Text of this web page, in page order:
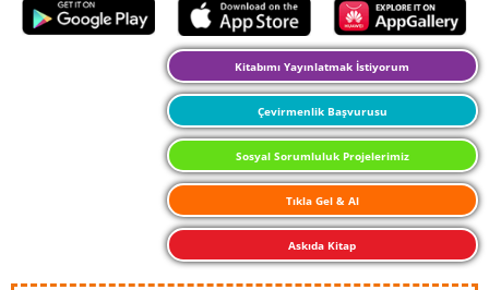
Kitabımı Yayınlatmak İstiyorum
Çevirmenlik Başvurusu
Sosyal Sorumluluk Projelerimiz
Tıkla Gel & Al
Askıda Kitap